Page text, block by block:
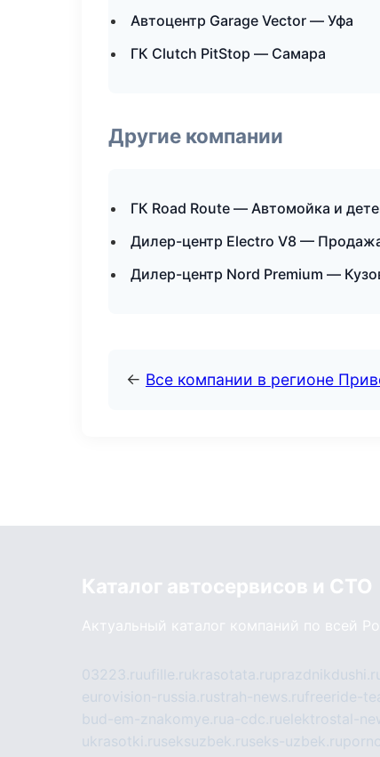
Автоцентр Garage Vector — Уфа
ГК Clutch PitStop — Самара
Другие компании
ГК Road Route — Автомойка и
Дилер-центр Electro V8 —
Дилер-центр Nord Premium —
← Все компании в регионе
Каталог автосервисов и СТО
Актуальный каталог компаний по всей
03223.ruufille.rukrasotata.ru
eurovision-russia.rustrah-news.rufreeride-
bud-em-znakomye.rua-cdc.ruelektrostal-
ukrasotki.ruseksuzbek.ruseks-uzbek.ru